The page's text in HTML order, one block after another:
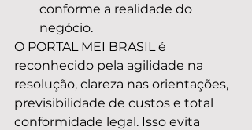
conforme a realidade do
negócio.
O PORTAL MEI BRASIL é
reconhecido pela agilidade na
resolução, clareza nas orientações,
previsibilidade de custos e total
conformidade legal. Isso evita